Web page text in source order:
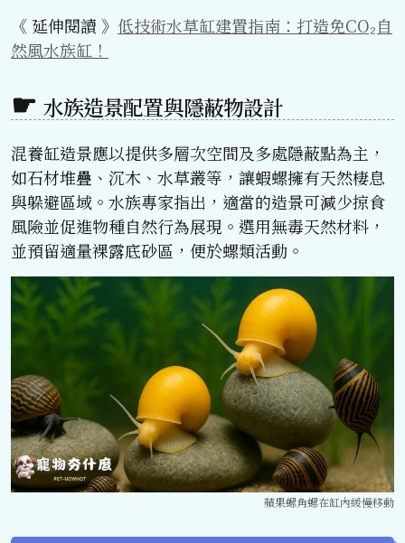
《 延伸閱讀 》 低技術水草缸建置指南：打造免CO₂自
然風水族缸！
水族造景配置與隱蔽物設計
混養缸造景應以提供多層次空間及多處隱蔽點為主，
如石材堆疊、沉木、水草叢等，讓蝦螺擁有天然棲息
與躲避區域。水族專家指出，適當的造景可減少掠食
風險並促進物種自然行為展現。選用無毒天然材料，
並預留適量裸露底砂區，便於螺類活動。
蘋果螺角螺在缸內緩慢移動